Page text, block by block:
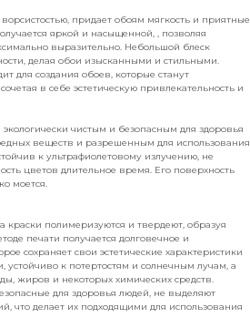
ворсистостью, придает обоям мягкость и приятные
яркой и насыщенной, , позволяя
выразительно. Небольшой блеск
делая обои изысканными и стильными.
для создания обоев, которые станут
в себе эстетическую привлекательность и
чистым и безопасным для здоровья
веществ и разрешенным для использования
к ультрафиолетовому излучению, не
цветов длительное время. Его поверхность
моется.
краски полимеризуются и твердеют, образуя
печати получается долговечное и
сохраняет свои эстетические характеристики
к потертостям и солнечным лучам, а
жиров и некоторых химических средств.
для здоровья людей, не выделяют
что делает их подходящими для использования